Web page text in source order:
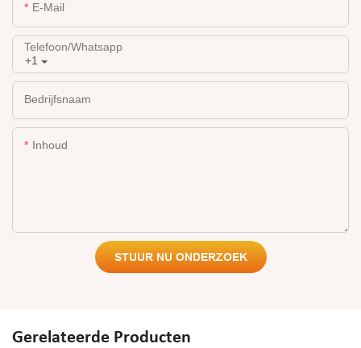
E-Mail
+1
Telefoon/whatsapp
Bedrijfsnaam
Inhoud
STUUR NU ONDERZOEK
Gerelateerde Producten